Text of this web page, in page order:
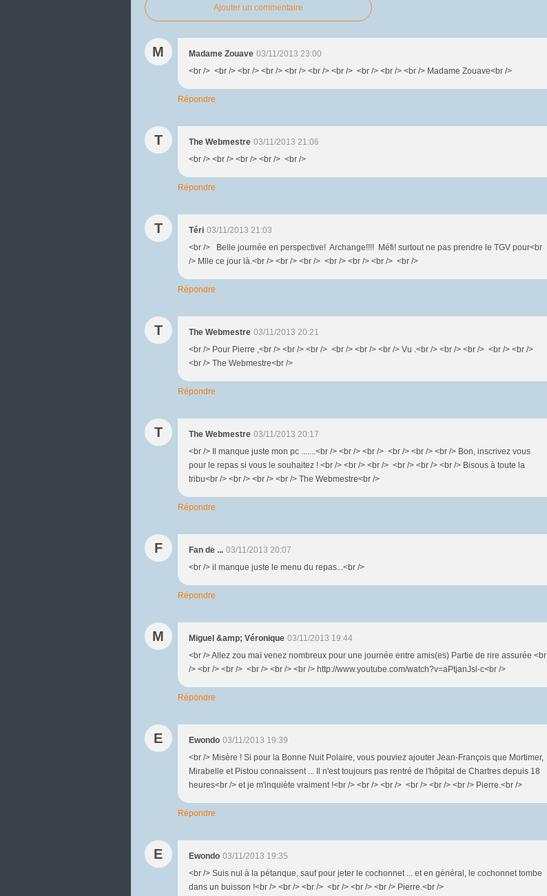
Ajouter un commentaire
M Madame Zouave 03/11/2013 23:00
<br /> <br /> <br /> <br /> <br /> <br /> <br /> <br /> <br /> <br /> Madame Zouave<br />
Répondre
T The Webmestre 03/11/2013 21:06
<br /> <br /> <br /> <br /> <br />
Répondre
T Téri 03/11/2013 21:03
<br /> Belle journée en perspective! Archange!!!! Méfi! surtout ne pas prendre le TGV pour<br
/> Mlle ce jour là.<br /> <br /> <br /> <br /> <br /> <br /> <br />
Répondre
T The Webmestre 03/11/2013 20:21
<br /> Pour Pierre ,<br /> <br /> <br /> <br /> <br /> <br /> Vu .<br /> <br /> <br /> <br /> <br />
<br /> The Webmestre<br />
Répondre
T The Webmestre 03/11/2013 20:17
<br /> Il manque juste mon pc .......<br /> <br /> <br /> <br /> <br /> <br /> Bon, inscrivez vous
pour le repas si vous le souhaitez ! <br /> <br /> <br /> <br /> <br /> <br /> Bisous à toute la
tribu<br /> <br /> <br /> <br /> The Webmestre<br />
Répondre
F Fan de ... 03/11/2013 20:07
<br /> il manque juste le menu du repas...<br />
Répondre
M Miguel &amp; Véronique 03/11/2013 19:44
<br /> Allez zou maï venez nombreux pour une journée entre amis(es) Partie de rire assurée <br
/> <br /> <br /> <br /> <br /> <br /> http://www.youtube.com/watch?v=aPtjanJsl-c<br />
Répondre
E Ewondo 03/11/2013 19:39
<br /> Misère ! Si pour la Bonne Nuit Polaire, vous pouviez ajouter Jean-François que Mortimer,
Mirabelle et Pistou connaissent ... Il n'est toujours pas rentré de l'hôpital de Chartres depuis 18
heures<br /> et je m'inquiète vraiment !<br /> <br /> <br /> <br /> <br /> <br /> Pierre.<br />
Répondre
E Ewondo 03/11/2013 19:35
<br /> Suis nul à la pétanque, sauf pour jeter le cochonnet ... et en général, le cochonnet tombe
dans un buisson !<br /> <br /> <br /> <br /> <br /> <br /> Pierre.<br />